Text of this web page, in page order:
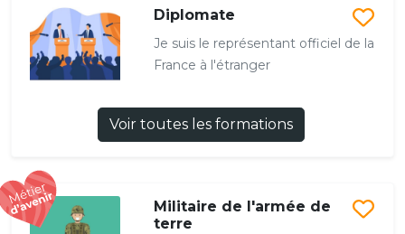
Diplomate
Je suis le représentant officiel de la
France à l'étranger
Voir toutes les formations
Militaire de l'armée de
terre